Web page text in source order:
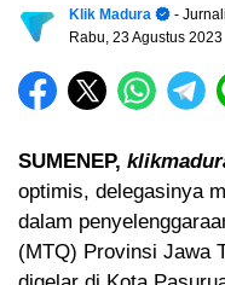
Klik Madura
-
Rabu, 23 Agustus 2023
SUMENEP,
optimis, delegasinya
dalam
(MTQ) Provinsi Jawa